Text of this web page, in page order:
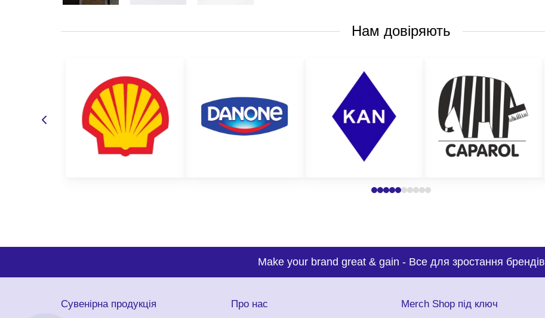
Нам довіряють
Make your brand great & gain -Все для зростання брендів
Сувенірна продукція Про нас Merch Shop під ключ